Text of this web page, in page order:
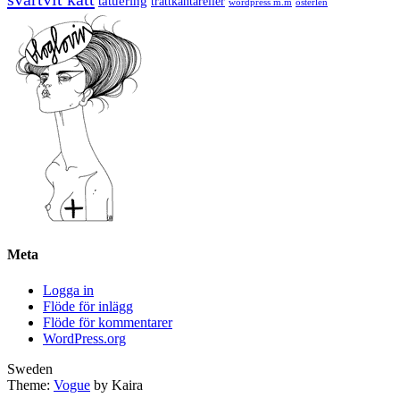
Meta
Logga in
Flöde för inlägg
Flöde för kommentarer
WordPress.org
Sweden
Theme: Vogue by Kaira